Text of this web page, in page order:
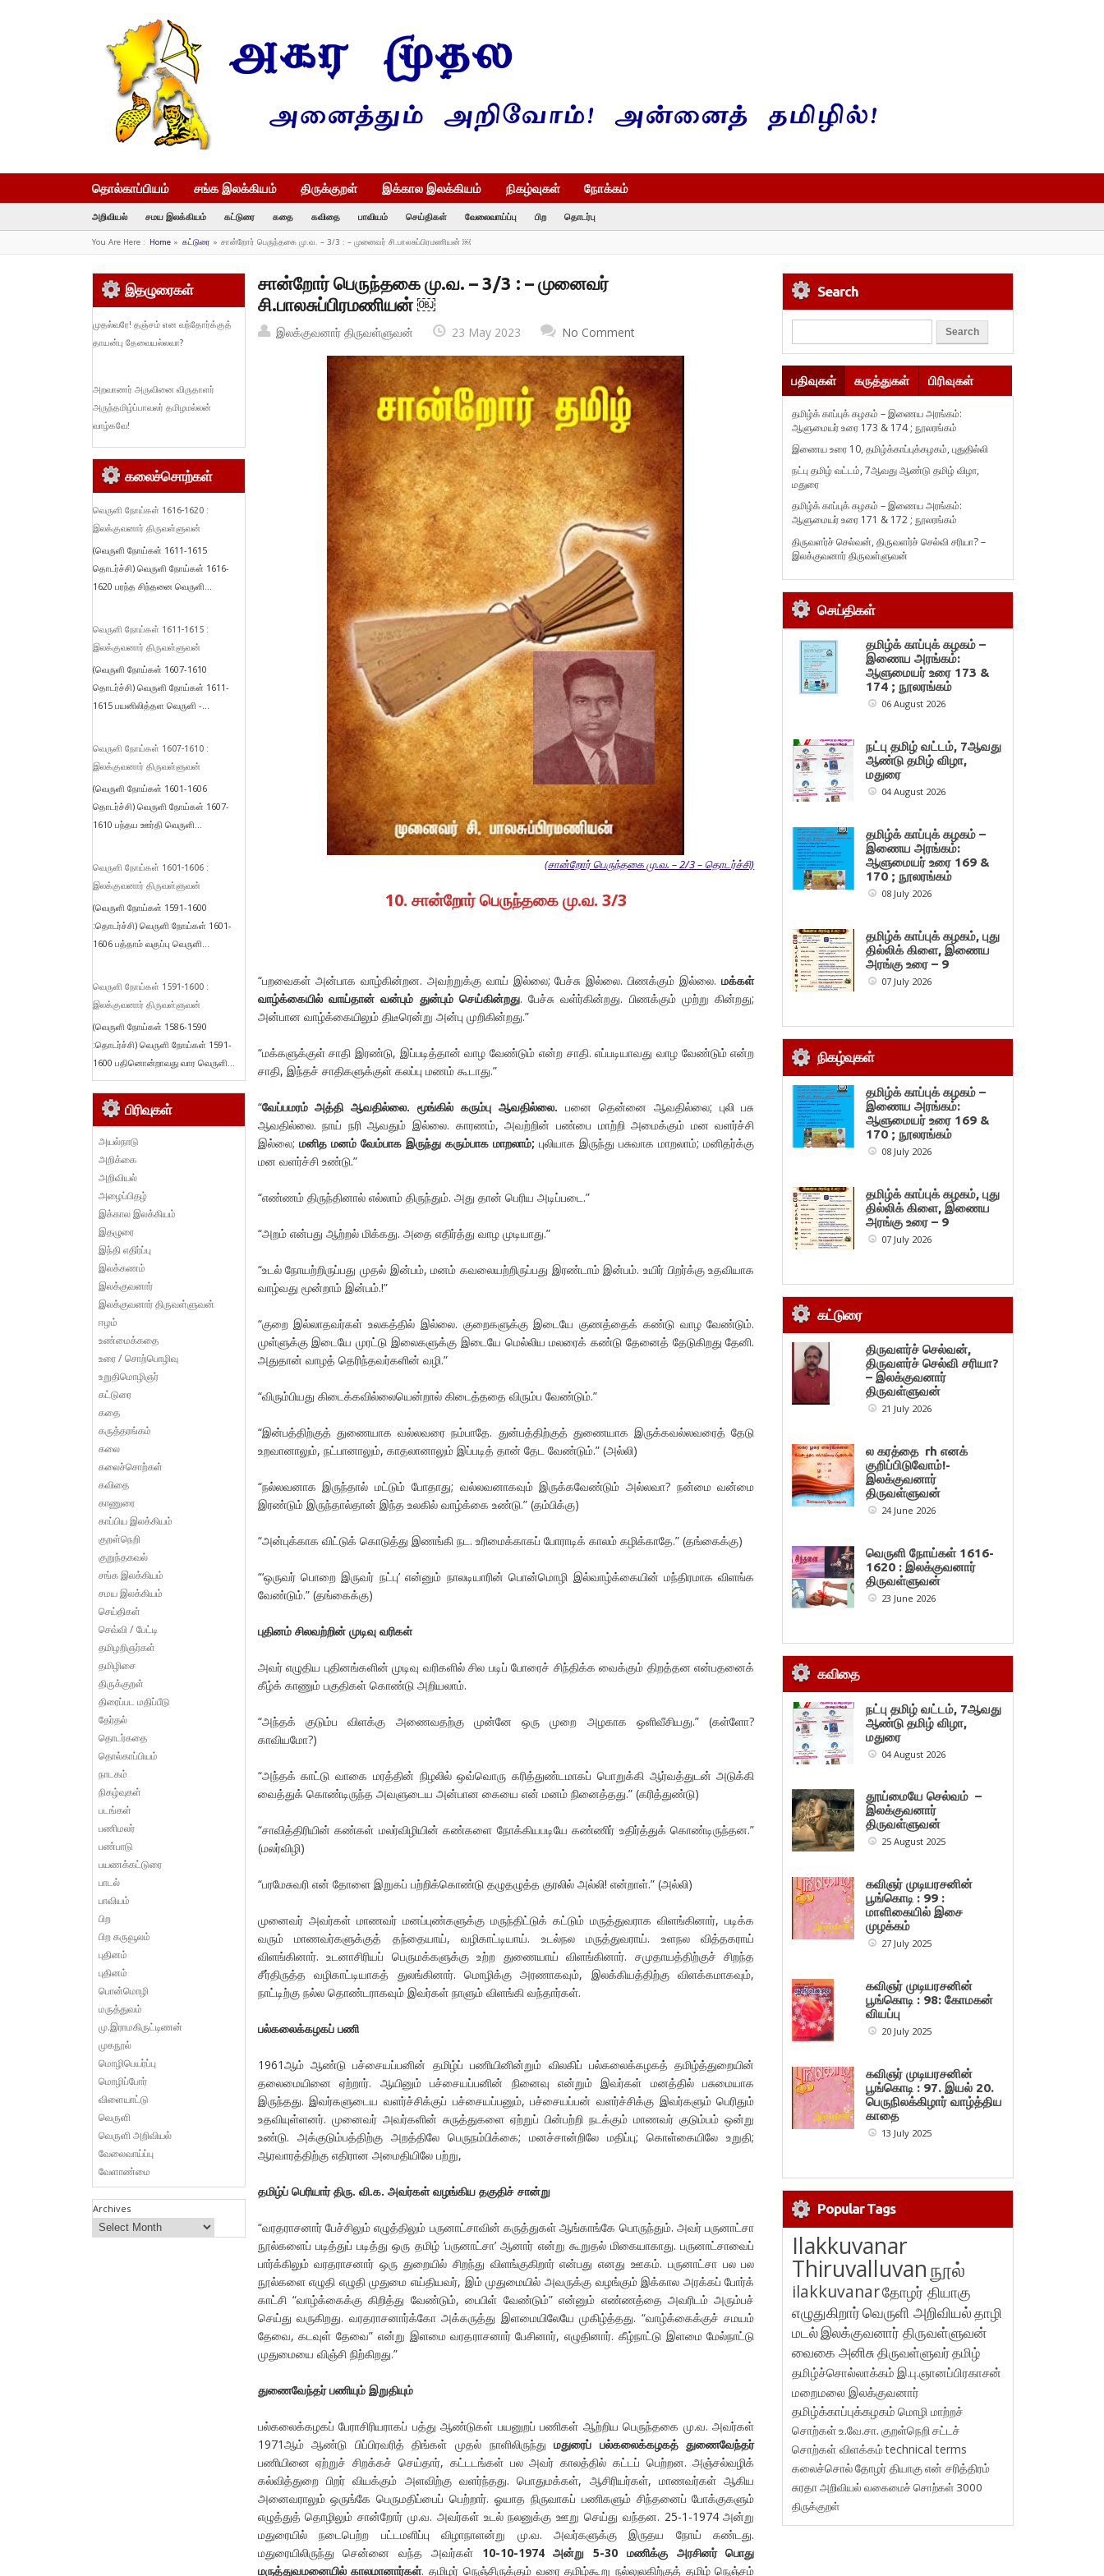
தொல்காப்பியம் சங்க இலக்கியம் திருக்குறள் இக்கால இலக்கியம் நிகழ்வுகள் நோக்கம்
அறிவியல் சமய இலக்கியம் கட்டுரை கதை கவிதை பாவியம் செய்திகள் வேலைவாய்ப்பு பிற தொடர்பு
You Are Here : Home» கட்டுரை » சான்றோர் பெருந்தகை மு.வ. – 3/3 : – முனைவர் சி.பாலசுப்பிரமணியன் ￼
சான்றோர் பெருந்தகை மு.வ. – 3/3 : – முனைவர்
சி.பாலசுப்பிரமணியன் ￼
இலக்குவனார் திருவள்ளுவன் 23 May 2023 No Comment
(சான்றோர் பெருந்தகை மு.வ. – 2/3 – தொடர்ச்சி)
10. சான்றோர்பெருந்தகைமு.வ. 3/3
“பறவைகள் அன்பாக வாழ்கின்றன. அவற்றுக்கு வாய் இல்லை; பேச்சு இல்லை. பிணக்கும் இல்லை.மக்கள்
வாழ்க்கையில் வாய்தான் வன்பும் துன்பும் செய்கின்றது. பேச்சு வள்ர்கின்றது. பிணக்கும் முற்று கின்றது;
அன்பான வாழ்க்கையிலும் திடீரென்று அன்பு முறிகின்றது.”
“மக்களுக்குள் சாதி இரண்டு, இப்படித்தான் வாழ வேண்டும் என்ற சாதி. எப்படியாவது வாழ வேண்டும் என்ற
சாதி, இந்தச் சாதிகளுக்குள் கலப்பு மணம் கூடாது.”
“வேப்பமரம் அத்தி ஆவதில்லை. மூங்கில் கரும்பு ஆவதில்லை. பனை தென்னை ஆவதில்லை; புலி பசு
ஆவதில்லை. நாய் நரி ஆவதும் இல்லை. காரணம், அவற்றின் பண்பை மாற்றி அமைக்கும் மன வளர்ச்சி
இல்லை; மனித மனம் வேம்பாக இருந்து கரும்பாக மாறலாம்; புலியாக இருந்து பசுவாக மாறலாம்; மனிதர்க்கு
மன வளர்ச்சி உண்டு.”
“எண்ணம் திருந்தினால் எல்லாம் திருந்தும். அது தான் பெரிய அடிப்படை.”
“அறம் என்பது ஆற்றல் மிக்கது. அதை எதிர்த்து வாழ முடியாது.”
“உடல் நோயற்றிருப்பது முதல் இன்பம், மனம் கவலையற்றிருப்பது இரண்டாம் இன்பம். உயிர் பிறர்க்கு உதவியாக
வாழ்வது மூன்றாம் இன்பம்.!”
“குறை இல்லாதவர்கள் உலகத்தில் இல்லை. குறைகளுக்கு இடையே குணத்தைக் கண்டு வாழ வேண்டும்.
முள்ளுக்கு இடையே முரட்டு இலைகளுக்கு இடையே மெல்லிய மலரைக் கண்டு தேனைத் தேடுகிறது தேனி.
அதுதான் வாழத் தெரிந்தவர்களின் வழி.”
“விரும்பியது கிடைக்கவில்லையென்றால் கிடைத்ததை விரும்ப வேண்டும்.”
“இன்பத்திற்குத் துணையாக வல்லவரை நம்பாதே. துன்பத்திற்குத் துணையாக இருக்கவல்லவரைத் தேடு
உறவானாலும், நட்பானாலும், காதலானாலும் இப்படித் தான் தேட வேண்டும்.” (அல்லி)
“நல்லவனாக இருந்தால் மட்டும் போதாது; வல்லவனாகவும் இருக்கவேண்டும் அல்லவா? நன்மை வன்மை
இரண்டும் இருந்தால்தான் இந்த உலகில் வாழ்க்கை உண்டு.” (தம்பிக்கு)
“அன்புக்காக விட்டுக் கொடுத்து இணங்கி நட. உரிமைக்காகப் போராடிக் காலம் கழிக்காதே.” (தங்கைக்கு)
“‘ஒருவர் பொறை இருவர் நட்பு’ என்னும் நாலடியாரின் பொன்மொழி இல்வாழ்க்கையின் மந்திரமாக விளங்க
வேண்டும்.” (தங்கைக்கு)
புதினம் சிலவற்றின் முடிவு வரிகள்
அவர் எழுதிய புதினங்களின் முடிவு வரிகளில் சில படிப் போரைச் சிந்திக்க வைக்கும் திறத்தன என்பதனைக்
கீழ்க் காணும் பகுதிகள் கொண்டு அறியலாம்.
“அந்தக் குடும்ப விளக்கு அணைவதற்கு முன்னே ஒரு முறை அழகாக ஒளிவீசியது.” (கள்ளோ?
காவியமோ?)
“அந்தக் காட்டு வாகை மரத்தின் நிழலில் ஒவ்வொரு கரித்துண்டமாகப் பொறுக்கி ஆர்வத்துடன் அடுக்கி
வைத்துக் கொண்டிருந்த அவளுடைய அன்பான கையை என் மனம் நினைத்தது.” (கரித்துண்டு)
“சாவித்திரியின் கண்கள் மலர்விழியின் கண்களை நோக்கியபடியே கண்ணிர் உதிர்த்துக் கொண்டிருந்தன.”
(மலர்விழி)
“பரமேசுவரி என் தோளை இறுகப் பற்றிக்கொண்டு தழுதழுத்த குரலில் அல்லி! என்றாள்.” (அல்லி)
முனைவர் அவர்கள் மாணவர் மனப்புண்களுக்கு மருந்திட்டுக் கட்டும் மருத்துவராக விளங்கினார், படிக்க
வரும் மாணவர்களுக்குத் தந்தையாய், வழிகாட்டியாய். உடல்நல மருத்துவராய். உளநல வித்தகராய்
விளங்கினார். உடனாசிரியப் பெருமக்களுக்கு உற்ற துணையாய் விளங்கினார். சமுதாயத்திற்குச் சிறந்த
சீர்திருத்த வழிகாட்டியாகத் துலங்கினார். மொழிக்கு அரணாகவும், இலக்கியத்திற்கு விளக்கமாகவும்,
நாட்டிற்கு நல்ல தொண்டராகவும் இவர்கள் நாளும் விளங்கி வந்தார்கள்.
பல்கலைக்கழகப் பணி
1961ஆம் ஆண்டு பச்சையப்பனின் தமிழ்ப் பணியினின்றும் விலகிப் பல்கலைக்கழகத் தமிழ்த்துறையின்
தலைமையினை ஏற்றார். ஆயினும் பச்சையப்பனின் நினைவு என்றும் இவர்கள் மனத்தில் பசுமையாக
இருந்தது. இவர்களுடைய வளர்ச்சிக்குப் பச்சையப்பனும், பச்சையப்பன் வளர்ச்சிக்கு இவர்களும் பெரிதும்
உதவியுள்ளனர். முனைவர் அவர்களின் சுருத்துகளை ஏற்றுப் பின்பற்றி நடக்கும் மாணவர் குடும்பம் ஒன்று
உண்டு. அக்குடும்பத்திற்கு அறத்திலே பெருநம்பிக்கை; மனச்சான்றிலே மதிப்பு; கொள்கையிலே உறுதி;
ஆரவாரத்திற்கு எதிரான அமைதியிலே பற்று,
தமிழ்ப் பெரியார் திரு. வி.க. அவர்கள் வழங்கிய தகுதிச் சான்று
“வரதராசனார் பேச்சிலும் எழுத்திலும் பருனாட்சாவின் கருத்துகள் ஆங்காங்கே பொருந்தும். அவர் பருனாட்சா
நூல்களைப் படித்துப் படித்து ஒரு தமிழ் ‘பருனாட்சா’ ஆனார் என்று கூறுதல் மிகையாகாது. பருனாட்சாவைப்
பார்க்கிலும் வரதராசனார் ஒரு துறையில் சிறந்து விளங்குகிறார் என்பது எனது ஊகம். பருனாட்சா பல பல
நூல்களை எழுதி எழுதி முதுமை எய்தியவர், இம் முதுமையில் அவருக்கு வழங்கும் இக்கால அரக்கப் போர்க்
காட்சி “வாழ்க்கைக்கு கிறித்து வேண்டும், பைபிள் வேண்டும்” என்னும் எண்ணத்தை அவரிடம் அரும்பச்
செய்து வருகிறது. வரதராசனார்க்கோ அக்கருத்து இளமையிலேயே முகிழ்த்தது. “வாழ்க்கைக்குச் சமயம்
தேவை, கடவுள் தேவை” என்று இளமை வரதராசனார் பேசினார், எழுதினார். கீழ்நாட்டு இளமை மேல்நாட்டு
முதுமையை விஞ்சி நிற்கிறது.”
துணைவேந்தர் பணியும் இறுதியும்
பல்கலைக்கழகப் பேராசிரியராகப் பத்து ஆண்டுகள் பயனுறப் பணிகள் ஆற்றிய பெருந்தகை மு.வ. அவர்கள்
1971ஆம் ஆண்டு பிப்பிரவரித் திங்கள் முதல் நாளிலிருந்துமதுரைப் பல்கலைக்கழகத் துணைவேந்தர்
பணியினை ஏற்றுச் சிறக்கச் செய்தார், கட்டடங்கள் பல அவர் காலத்தில் கட்டப் பெற்றன. அஞ்சல்வழிக்
கல்வித்துறை பிறர் வியக்கும் அளவிற்கு வளர்ந்தது. பொதுமக்கள், ஆசிரியர்கள், மாணவர்கள் ஆகிய
அனைவராலும் ஒருங்கே பெருமதிப்பைப் பெற்றார். ஓயாத நிருவாகப் பணிகளும் சிந்தனைப் போக்குகளும்
எழுத்துத் தொழிலும் சான்றோர் மு.வ. அவர்கள் உடல் நலனுக்கு ஊறு செய்து வந்தன. 25-1-1974 அன்று
மதுரையில் நடைபெற்ற பட்டமளிப்பு விழாநாளன்று மு.வ. அவர்களுக்கு இருதய நோய் கண்டது.
மதுரையிலிருந்து சென்னை வந்த அவர்கள் 10-10-1974 அன்று 5-30 மணிக்கு அரசினர் பொது
மருத்துவமனையில் காலமானார்கள். தமிழர் நெஞ்சிருக்கும் வரை தமிழ்கூறு நல்லுலகிற்குத் தமிழ் நெஞ்சம்
இதழுரைகள்
முதல்வரே! தஞ்சம் என வந்தோர்க்குத்
தாயன்பு தேவையல்லவா?
அறவாணர் அருவினை விருதாளர்
அருந்தமிழ்ப்பாவலர் தமிழமல்லன்
வாழ்கவே!
கலைச்சொற்கள்
வெருளி நோய்கள் 1616-1620 :
இலக்குவனார் திருவள்ளுவன்
(வெருளி நோய்கள் 1611-1615
தொடர்ச்சி) வெருளி நோய்கள் 1616-
1620 பரந்த சிந்தனை வெருளி...
வெருளி நோய்கள் 1611-1615 :
இலக்குவனார் திருவள்ளுவன்
(வெருளி நோய்கள் 1607-1610
தொடர்ச்சி) வெருளி நோய்கள் 1611-
1615 பயனிலித்தள வெருளி -...
வெருளி நோய்கள் 1607-1610 :
இலக்குவனார் திருவள்ளுவன்
(வெருளி நோய்கள் 1601-1606
தொடர்ச்சி) வெருளி நோய்கள் 1607-
1610 பந்தய ஊர்தி வெருளி...
வெருளி நோய்கள் 1601-1606 :
இலக்குவனார் திருவள்ளுவன்
(வெருளி நோய்கள் 1591-1600
:தொடர்ச்சி) வெருளி நோய்கள் 1601-
1606 பத்தாம் வகுப்பு வெருளி...
வெருளி நோய்கள் 1591-1600 :
இலக்குவனார் திருவள்ளுவன்
(வெருளி நோய்கள் 1586-1590
:தொடர்ச்சி) வெருளி நோய்கள் 1591-
1600 பதினொன்றாவது வார வெருளி...
பிரிவுகள்
அயல்நாடு
அறிக்கை
அறிவியல்
அழைப்பிதழ்
இக்கால இலக்கியம்
இதழுரை
இந்தி எதிர்ப்பு
இலக்கணம்
இலக்குவனார்
இலக்குவனார் திருவள்ளுவன்
ஈழம்
உண்மைக்கதை
உரை / சொற்பொழிவு
உறுதிமொழிஞர்
கட்டுரை
கதை
கருத்தரங்கம்
கலை
கலைச்சொற்கள்
கவிதை
காணுரை
காப்பிய இலக்கியம்
குறள்நெறி
குறுந்தகவல்
சங்க இலக்கியம்
சமய இலக்கியம்
செய்திகள்
செவ்வி / பேட்டி
தமிழறிஞர்கள்
தமிழிசை
திருக்குறள்
திரைப்பட மதிப்பீடு
தேர்தல்
தொடர்கதை
தொல்காப்பியம்
நாடகம்
நிகழ்வுகள்
படங்கள்
பணிமலர்
பண்பாடு
பயணக்கட்டுரை
பாடல்
பாவியம்
பிற
பிற கருவூலம்
புதினம்
புதினம்
பொன்மொழி
மருத்துவம்
மு.இராமகிருட்டிணன்
முகநூல்
மொழிபெயர்ப்பு
மொழிப்போர்
விளையாட்டு
வெருளி
வெருளி அறிவியல்
வேலைவாய்ப்பு
வேளாண்மை
Archives
Search
பதிவுகள் கருத்துகள் பிரிவுகள்
தமிழ்க் காப்புக் கழகம் – இணைய அரங்கம்:
ஆளுமையர் உரை 173 & 174 ; நூலரங்கம்
இணைய உரை 10, தமிழ்க்காப்புக்கழகம், புதுதில்லி
நட்பு தமிழ் வட்டம், 7ஆவது ஆண்டு தமிழ் விழா,
மதுரை
தமிழ்க் காப்புக் கழகம் – இணைய அரங்கம்:
ஆளுமையர் உரை 171 & 172 ; நூலரங்கம்
திருவளர்ச் செல்வன், திருவளர்ச் செல்வி சரியா? –
இலக்குவனார் திருவள்ளுவன்
செய்திகள்
தமிழ்க் காப்புக் கழகம் –
இணைய அரங்கம்:
ஆளுமையர் உரை 173 &
174 ; நூலரங்கம்
06 August 2026
நட்பு தமிழ் வட்டம், 7ஆவது
ஆண்டு தமிழ் விழா,
மதுரை
04 August 2026
தமிழ்க் காப்புக் கழகம் –
இணைய அரங்கம்:
ஆளுமையர் உரை 169 &
170 ; நூலரங்கம்
08 July 2026
தமிழ்க் காப்புக் கழகம், புது
தில்லிக் கிளை, இணைய
அரங்கு உரை – 9
07 July 2026
நிகழ்வுகள்
தமிழ்க் காப்புக் கழகம் –
இணைய அரங்கம்:
ஆளுமையர் உரை 169 &
170 ; நூலரங்கம்
08 July 2026
தமிழ்க் காப்புக் கழகம், புது
தில்லிக் கிளை, இணைய
அரங்கு உரை – 9
07 July 2026
கட்டுரை
திருவளர்ச் செல்வன்,
திருவளர்ச் செல்வி சரியா?
– இலக்குவனார்
திருவள்ளுவன்
21 July 2026
ல கரத்தை rh எனக்
குறிப்பிடுவோம்!-
இலக்குவனார்
திருவள்ளுவன்
24 June 2026
வெருளி நோய்கள் 1616-
1620 : இலக்குவனார்
திருவள்ளுவன்
23 June 2026
கவிதை
நட்பு தமிழ் வட்டம், 7ஆவது
ஆண்டு தமிழ் விழா,
மதுரை
04 August 2026
தூய்மையே செல்வம் –
இலக்குவனார்
திருவள்ளுவன்
25 August 2025
கவிஞர் முடியரசனின்
பூங்கொடி : 99 :
மாளிகையில் இசை
முழக்கம்
27 July 2025
கவிஞர் முடியரசனின்
பூங்கொடி : 98: கோமகன்
வியப்பு
20 July 2025
கவிஞர் முடியரசனின்
பூங்கொடி : 97. இயல் 20.
பெருநிலக்கிழார் வாழ்த்திய
காதை
13 July 2025
Popular Tags
Ilakkuvanar
Thiruvalluvanநூல்
ilakkuvanarதோழர் தியாகு
எழுதுகிறார்வெருளி அறிவியல்தாழி
மடல்இலக்குவனார் திருவள்ளுவன்
வைகை அனிசுதிருவள்ளுவர்தமிழ்
தமிழ்ச்சொல்லாக்கம் இ.பு.ஞானப்பிரகாசன்
மறைமலை இலக்குவனார்
தமிழ்க்காப்புக்கழகம் மொழி மாற்றச்
சொற்கள்உ.வே.சா. குறள்நெறி சட்டச்
சொற்கள் விளக்கம்technical terms
கலைச்சொல்தோழர் தியாகுஎன் சரித்திரம்
சுரதாஅறிவியல் வகைமைச் சொற்கள் 3000
திருக்குறள்